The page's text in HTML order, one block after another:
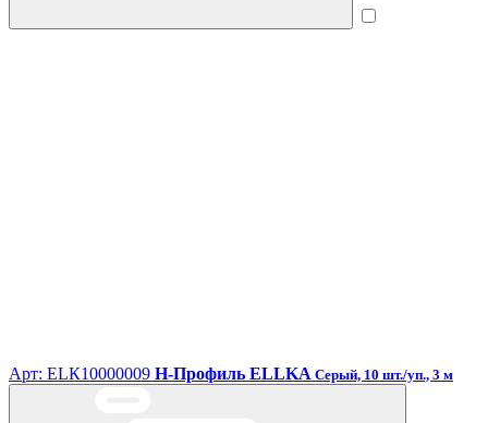
Арт: ЕLК10000009 H-Профиль ELLKA Серый, 10 шт./уп., 3 м